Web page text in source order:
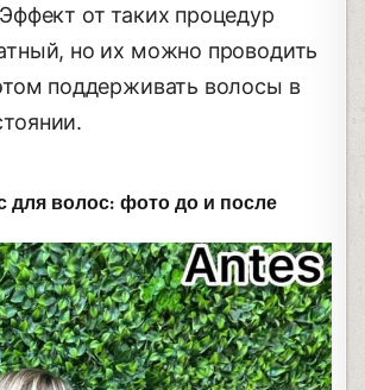
от таких процедур
но их можно проводить
поддерживать волосы в
для волос: фото до и после